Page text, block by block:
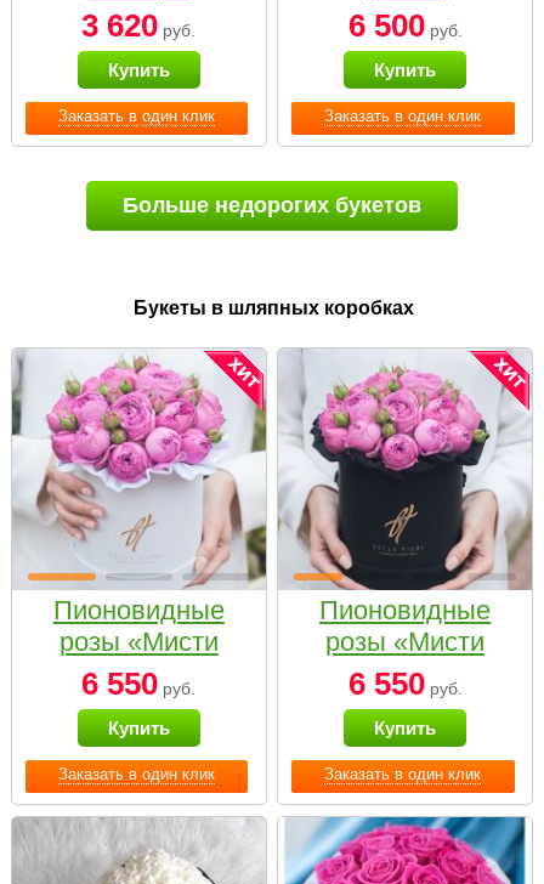
Заказать в один клик
3 620 руб.
Купить
Заказать в один клик
6 500руб.
Купить
Больше недорогих букетов
Букеты в шляпных коробках
Заказать в один клик
Пионовидные
розы «Мисти
бабблс» в белой
коробке Small
6 550 руб.
Купить
Заказать в один клик
Пионовидные
розы «Мисти
бабблс» в
черной коробке
Small
6 550руб.
Купить